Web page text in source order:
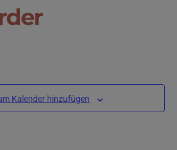
Kalender hinzufügen